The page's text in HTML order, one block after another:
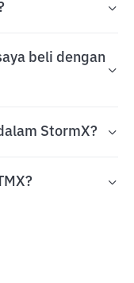
beli dengan
StormX?